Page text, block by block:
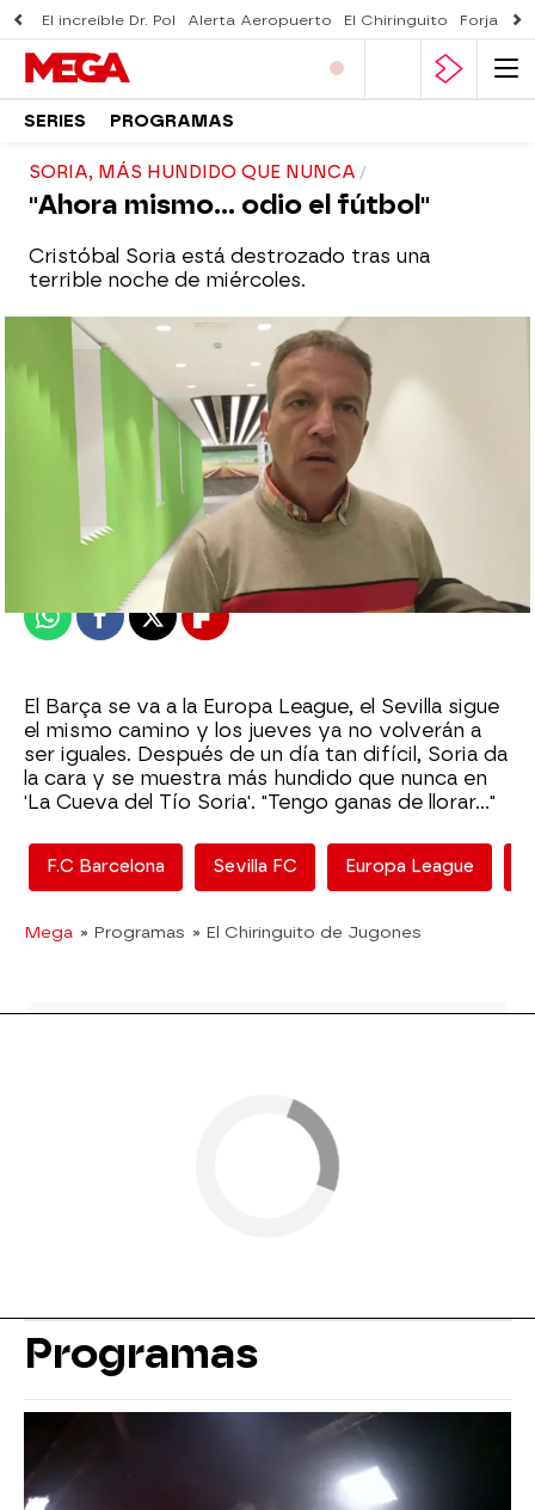
El increíble Dr. Pol Alerta Aeropuerto El Chiringuito Forjado
SERIES PROGRAMAS
SORIA, MÁS HUNDIDO QUE NUNCA
"Ahora mismo... odio el fútbol"
Cristóbal Soria está destrozado tras una
terrible noche de miércoles.
El Chiringuito
09 de diciembre de 2021, 18:37
WhatsappFacebook
X Flipboard
El Barça se va a la Europa League, el Sevilla sigue
el mismo camino y los jueves ya no volverán a
ser iguales. Después de un día tan difícil, Soria da
la cara y se muestra más hundido que nunca en
'La Cueva del Tío Soria'. "Tengo ganas de llorar..."
F.C Barcelona Sevilla FC Europa League
Mega » Programas » El Chiringuito de Jugones
Programas